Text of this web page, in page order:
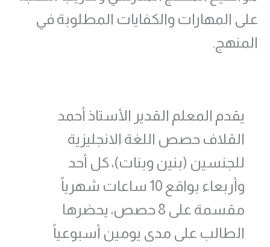
على المهارات والكفايات المطلوبة في
المنهج.
يقدم المعلم القدير الأستاذ أحمد
القلاف حصص اللغة الانجليزية
للجنسين (بنين وبنات)، كل أحد
وأربعاء بواقع 10 ساعات شهرياً
مقسمة على 8 حصص، يحضرها
الطالب على مدى يومين أسبوعياً